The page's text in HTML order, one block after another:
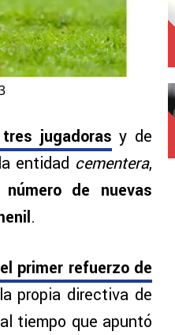
jugadoras y de
entidad cementera,
de nuevas
.
primer refuerzo de
propia directiva de
tiempo que apuntó